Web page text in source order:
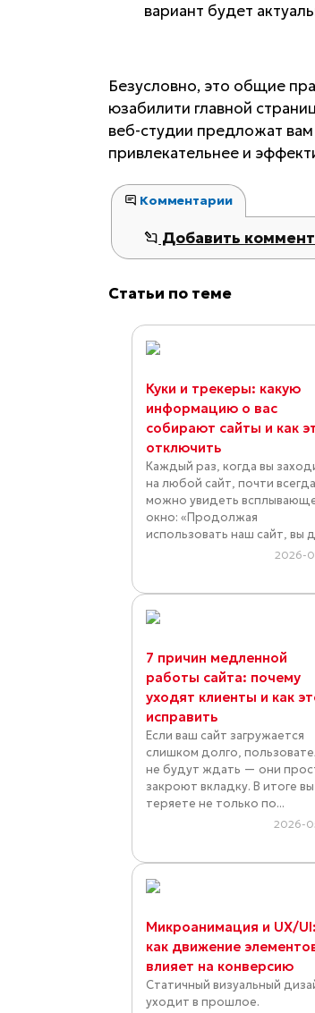
вариант будет
Безусловно, это общие
юзабилити главной
веб-студии предложат
привлекательнее и
Комментарии
Добавить
Статьи по теме
Куки и трекеры: какую
информацию о вас
собирают сайты и как
отключить
Каждый раз, когда вы
на любой сайт, почти всегда
можно увидеть
окно: «Продолжая
использовать наш сайт, вы
2026-
7 причин медленной
работы сайта: почему
уходят клиенты и как
исправить
Если ваш сайт загружается
слишком долго,
не будут ждать — они
закроют вкладку. В итоге вы
теряете не только по...
2026-
Микроанимация и UX/UI:
как движение
влияет на конверсию
Статичный визуальный
уходит в прошлое.